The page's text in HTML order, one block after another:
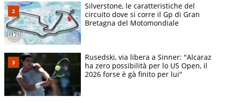
Silverstone, le caratteristiche del
circuito dove si corre il Gp di Gran
Bretagna del Motomondiale
Rusedski, via libera a Sinner: "Alcaraz
ha zero possibilità per lo US Open, il
2026 forse è gà finito per lui"